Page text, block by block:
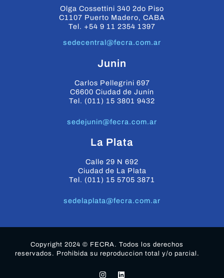
Olga Cossettini 340 2do Piso
C1107 Puerto Madero, CABA
Tel. +54 9 11 2354 1397
sedecentral@fecra.com.ar
Junin
Carlos Pellegrini 697
C6600 Ciudad de Junín
Tel. (011) 15 3801 9432
sedejunin@fecra.com.ar
La Plata
Calle 29 N 692
Ciudad de La Plata
Tel. (011) 15 5705 3871
sedelaplata@fecra.com.ar
Copyright 2024 © FECRA. Todos los derechos
reservados. Prohibida su reproduccion total y/o parcial.